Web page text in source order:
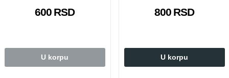
600 RSD
U korpu
800 RSD
U korpu